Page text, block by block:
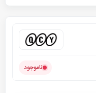
ناموجود